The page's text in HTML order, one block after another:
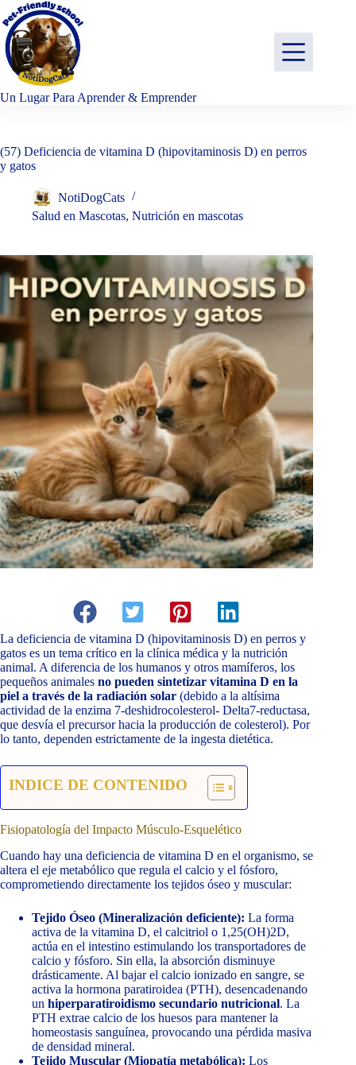
Saltar
al
contenido
Un Lugar Para Aprender & Emprender
(57) Deficiencia de vitamina D (hipovitaminosis D) en perros
y gatos
NotiDogCats
Salud en Mascotas, Nutrición en mascotas
La deficiencia de vitamina D (hipovitaminosis D) en perros y
gatos es un tema crítico en la clínica médica y la nutrición
animal. A diferencia de los humanos y otros mamíferos, los
pequeños animales no pueden sintetizar vitamina D en la
piel a través de la radiación solar (debido a la altísima
actividad de la enzima 7-deshidrocolesterol- Delta7-reductasa,
que desvía el precursor hacia la producción de colesterol). Por
lo tanto, dependen estrictamente de la ingesta dietética.
INDICE DE CONTENIDO
Fisiopatología del Impacto Músculo-Esquelético
Cuando hay una deficiencia de vitamina D en el organismo, se
altera el eje metabólico que regula el calcio y el fósforo,
comprometiendo directamente los tejidos óseo y muscular:
Tejido Óseo (Mineralización deficiente): La forma
activa de la vitamina D, el calcitriol o 1,25(OH)2D,
actúa en el intestino estimulando los transportadores de
calcio y fósforo. Sin ella, la absorción disminuye
drásticamente. Al bajar el calcio ionizado en sangre, se
activa la hormona paratiroidea (PTH), desencadenando
un hiperparatiroidismo secundario nutricional. La
PTH extrae calcio de los huesos para mantener la
homeostasis sanguínea, provocando una pérdida masiva
de densidad mineral.
Tejido Muscular (Miopatía metabólica): Los